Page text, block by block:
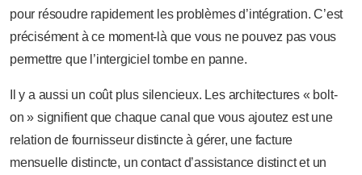
pour résoudre rapidement les problèmes d’intégration. C’est
précisément à ce moment-là que vous ne pouvez pas vous
permettre que l’intergiciel tombe en panne.
Il y a aussi un coût plus silencieux. Les architectures « bolt-
on » signifient que chaque canal que vous ajoutez est une
relation de fournisseur distincte à gérer, une facture
mensuelle distincte, un contact d’assistance distinct et un